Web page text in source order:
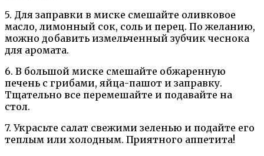
5. Для заправки в миске смешайте оливковое
масло, лимонный сок, соль и перец. По желанию,
можно добавить измельченный зубчик чеснока
для аромата.
6. В большой миске смешайте обжаренную
печень с грибами, яйца-пашот и заправку.
Тщательно все перемешайте и подавайте на
стол.
7. Украсьте салат свежими зеленью и подайте его
теплым или холодным. Приятного аппетита!